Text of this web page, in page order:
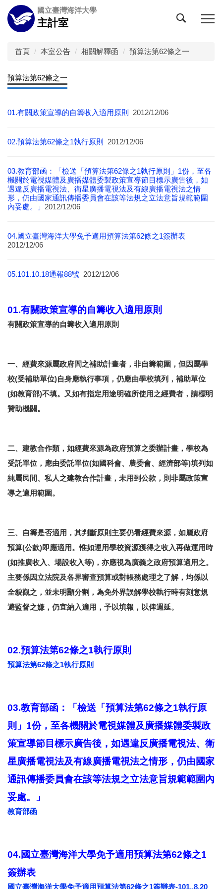
跳
到
主
區
國立臺灣海洋大學
主計室
首頁 本室公告 相關解釋函 預算法第62條之一
預算法第62條之一
01.有關政策宣導的自籌收入適用原則 2012/12/06
02.預算法第62條之1執行原則 2012/12/06
03.教育部函：「檢送「預算法第62條之1執行原則」1份，至各
機關於電視媒體及廣播媒體委製政策宣導節目標示廣告後，如
遇違反廣播電視法、衛星廣播電視法及有線廣播電視法之情
形，仍由國家通訊傳播委員會在該等法規之立法意旨規範範圍
內妥處。」 2012/12/06
04.國立臺灣海洋大學免予適用預算法第62條之1簽辦表
2012/12/06
05.101.10.18通報88號 2012/12/06
01.有關政策宣導的自籌收入適用原則
有關政策宣導的自籌收入適用原則
一、經費來源屬政府間之補助計畫者，非自籌範圍，但因屬學
校(受補助單位)自身應執行事項，仍應由學校填列，補助單位
(如教育部)不填。又如有指定用途明確所使用之經費者，請標明
贊助機關。
二、建教合作類，如經費來源為政府預算之委辦計畫，學校為
受託單位，應由委託單位(如國科會、農委會、經濟部等)填列如
純屬民間、私人之建教合作計畫，未用到公款，則非屬政策宣
導之適用範圍。
三、自籌是否適用，其判斷原則主要仍看經費來源，如屬政府
預算(公款)即應適用。惟如運用學校資源獲得之收入再做運用時
(如推廣收入、場設收入等)，亦應視為廣義之政府預算適用之。
主要係因立法院及各界審查預算或對帳務處理之了解，均係以
全貌觀之，並未明顯分割，為免外界誤解學校執行時有刻意規
避監督之嫌，仍宜納入適用，予以填報，以俾週延。
02.預算法第62條之1執行原則
預算法第62條之1執行原則
03.教育部函：「檢送「預算法第62條之1執行原
則」1份，至各機關於電視媒體及廣播媒體委製政
策宣導節目標示廣告後，如遇違反廣播電視法、衛
星廣播電視法及有線廣播電視法之情形，仍由國家
通訊傳播委員會在該等法規之立法意旨規範範圍內
妥處。」
教育部函
04.國立臺灣海洋大學免予適用預算法第62條之1
簽辦表
國立臺灣海洋大學免予適用預算法第62條之1簽辦表-101..8.20